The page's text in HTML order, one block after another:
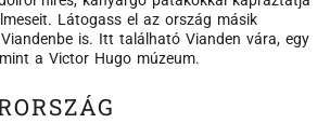
Látogass el az ország másik
is. Itt található Vianden vára, egy
a Victor Hugo múzeum.